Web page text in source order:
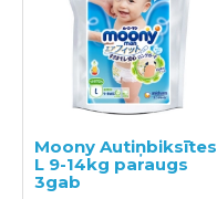
Moony Autiņbiksītes
L 9-14kg paraugs
3gab